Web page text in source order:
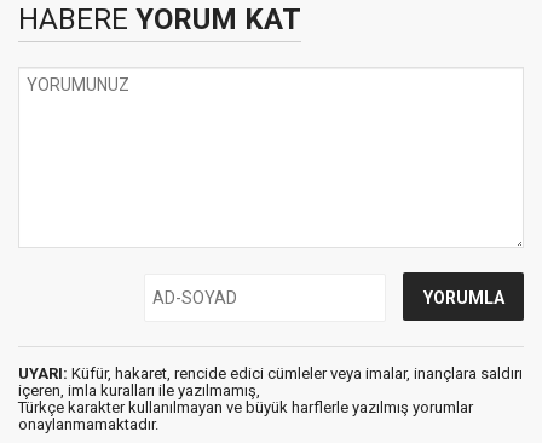
HABERE YORUM KAT
UYARI: Küfür, hakaret, rencide edici cümleler veya imalar, inançlara saldırı
içeren, imla kuralları ile yazılmamış,
Türkçe karakter kullanılmayan ve büyük harflerle yazılmış yorumlar
onaylanmamaktadır.